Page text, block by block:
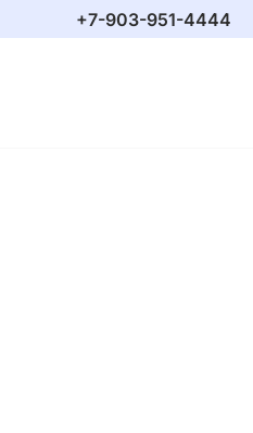
+7-903-951-4444